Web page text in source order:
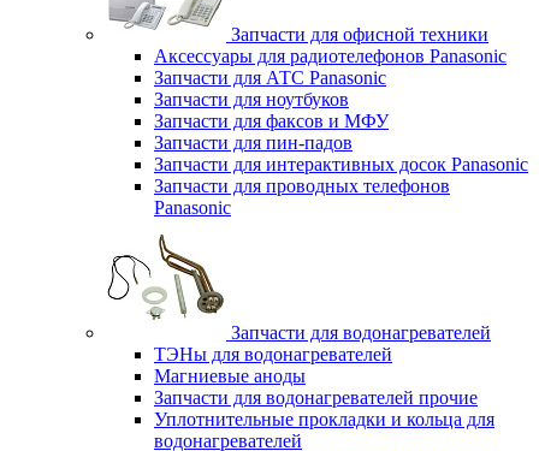
Запчасти для офисной техники
Аксессуары для радиотелефонов Panasonic
Запчасти для АТС Panasonic
Запчасти для ноутбуков
Запчасти для факсов и МФУ
Запчасти для пин-падов
Запчасти для интерактивных досок Panasonic
Запчасти для проводных телефонов
Panasonic
Запчасти для водонагревателей
ТЭНы для водонагревателей
Магниевые аноды
Запчасти для водонагревателей прочие
Уплотнительные прокладки и кольца для
водонагревателей